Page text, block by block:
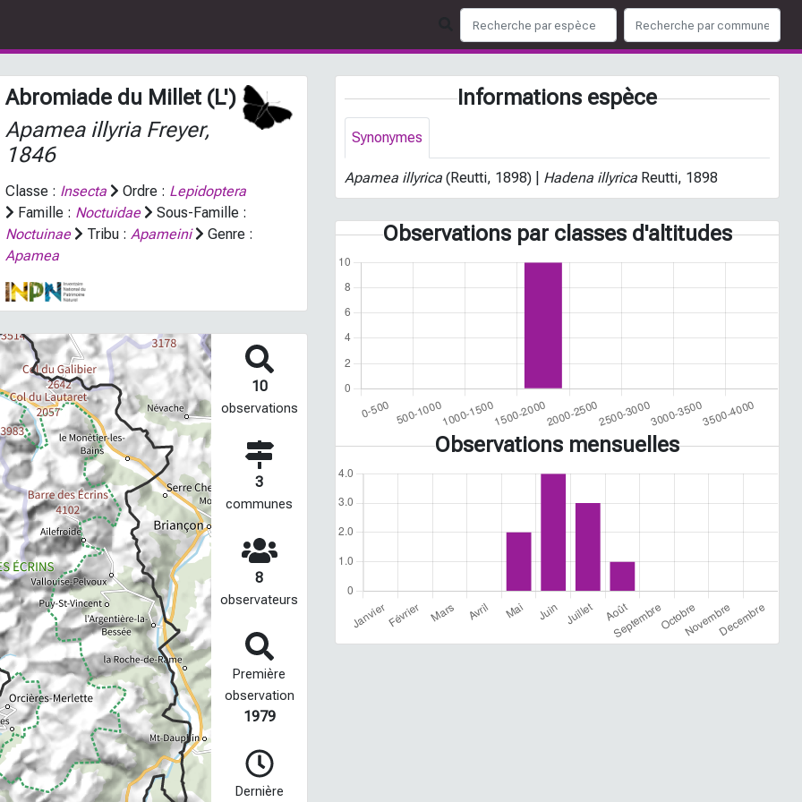
Abromiade du Millet (L')
Apamea illyriaFreyer,
1846
Classe : Insecta Ordre : Lepidoptera
Famille : Noctuidae
Sous-Famille :
Noctuinae
Tribu : Apameini
Genre :
Apamea
10
observations
3
communes
8
observateurs
Première
observation
1979
Dernière
Informations espèce
Synonymes
Apamea illyrica (Reutti, 1898) | Hadena illyrica Reutti, 1898
Observations par classes d'altitudes
Observations mensuelles